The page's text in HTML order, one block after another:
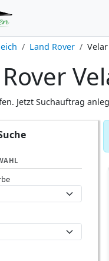
Land Rover Velar
Jetzt Suchauftrag